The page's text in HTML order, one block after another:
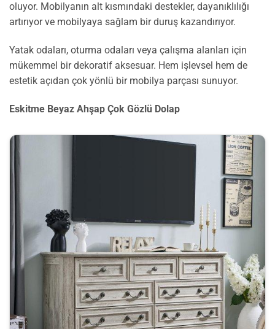
oluyor. Mobilyanın alt kısmındaki destekler, dayanıklılığı
artırıyor ve mobilyaya sağlam bir duruş kazandırıyor.
Yatak odaları, oturma odaları veya çalışma alanları için
mükemmel bir dekoratif aksesuar. Hem işlevsel hem de
estetik açıdan çok yönlü bir mobilya parçası sunuyor.
Eskitme Beyaz Ahşap Çok Gözlü Dolap